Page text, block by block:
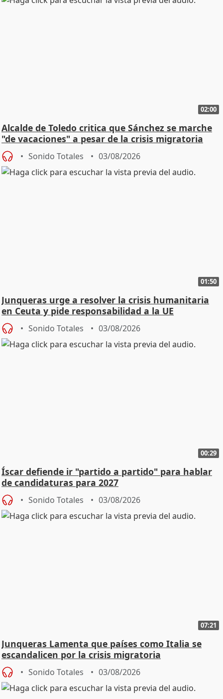
02:00
Alcalde de Toledo critica que Sánchez se marche
"de vacaciones" a pesar de la crisis migratoria
Sonido Totales 03/08/2026
01:50
Junqueras urge a resolver la crisis humanitaria
en Ceuta y pide responsabilidad a la UE
Sonido Totales 03/08/2026
00:29
Íscar defiende ir "partido a partido" para hablar
de candidaturas para 2027
Sonido Totales 03/08/2026
07:21
Junqueras Lamenta que países como Italia se
escandalicen por la crisis migratoria
Sonido Totales 03/08/2026